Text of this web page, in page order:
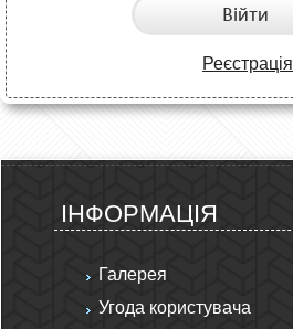
Війти
Реєстрація
ІНФОРМАЦІЯ
Галерея
Угода користувача